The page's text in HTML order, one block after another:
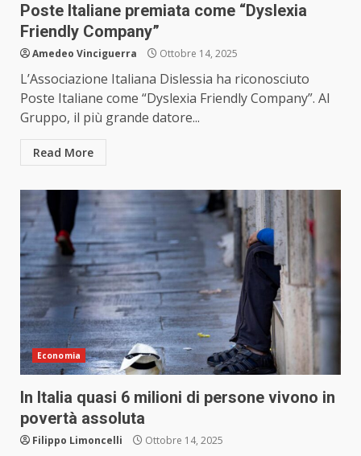
Poste Italiane premiata come “Dyslexia
Friendly Company”
Amedeo Vinciguerra Ottobre 14, 2025
L’Associazione Italiana Dislessia ha riconosciuto
Poste Italiane come “Dyslexia Friendly Company”. Al
Gruppo, il più grande datore...
Read More
Economia
In Italia quasi 6 milioni di persone vivono in
povertà assoluta
Filippo Limoncelli Ottobre 14, 2025